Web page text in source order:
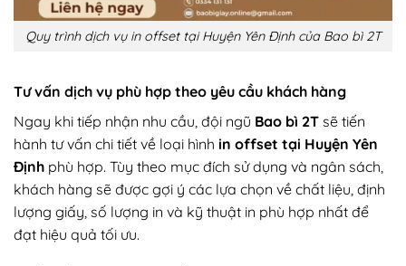
Quy trình dịch vụ in offset tại Huyện Yên Định của Bao bì 2T
Tư vấn dịch vụ phù hợp theo yêu cầu khách hàng
Ngay khi tiếp nhận nhu cầu, đội ngũ Bao bì 2T sẽ tiến
hành tư vấn chi tiết về loại hình in offset tại Huyện Yên
Định phù hợp. Tùy theo mục đích sử dụng và ngân sách,
khách hàng sẽ được gợi ý các lựa chọn về chất liệu, định
lượng giấy, số lượng in và kỹ thuật in phù hợp nhất để
đạt hiệu quả tối ưu.